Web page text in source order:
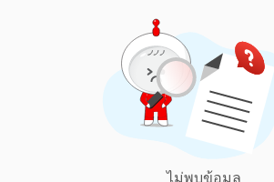
ไม่พบข้อมูล